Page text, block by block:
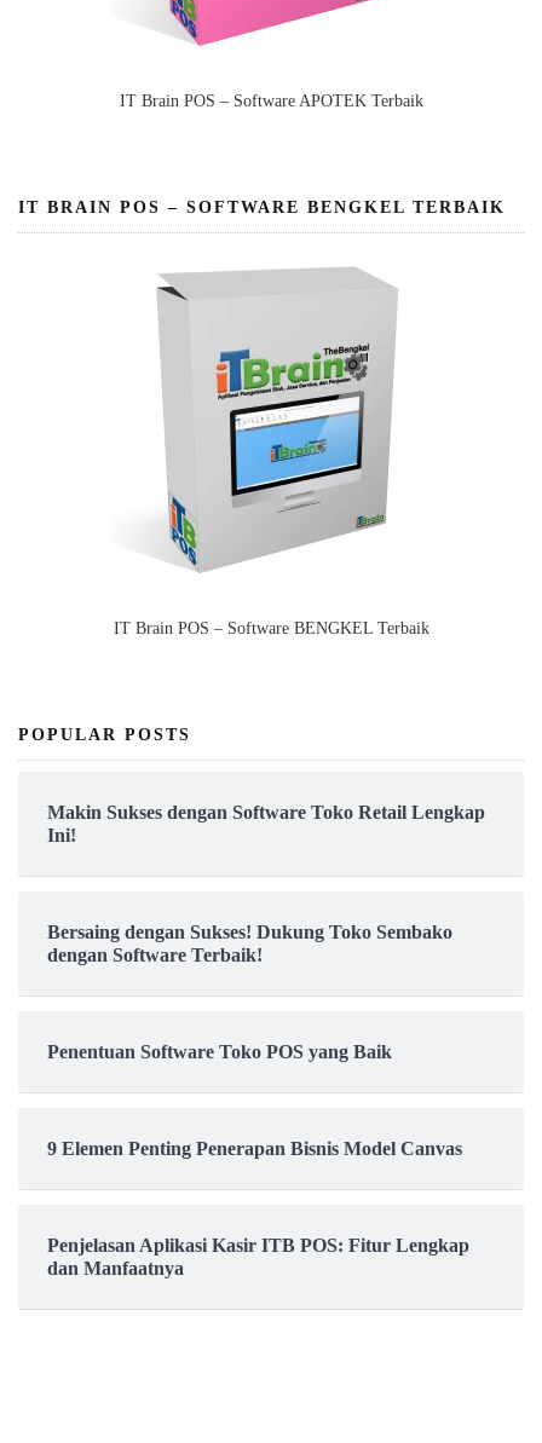
IT Brain POS – Software APOTEK Terbaik
IT BRAIN POS – SOFTWARE BENGKEL TERBAIK
IT Brain POS – Software BENGKEL Terbaik
POPULAR POSTS
Makin Sukses dengan Software Toko Retail Lengkap
Ini!
Bersaing dengan Sukses! Dukung Toko Sembako
dengan Software Terbaik!
Penentuan Software Toko POS yang Baik
9 Elemen Penting Penerapan Bisnis Model Canvas
Penjelasan Aplikasi Kasir ITB POS: Fitur Lengkap
dan Manfaatnya